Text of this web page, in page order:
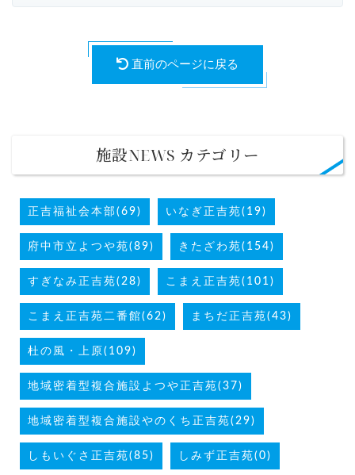
直前のページに戻る
施設NEWS カテゴリー
正吉福祉会本部(69) いなぎ正吉苑(19)
府中市立よつや苑(89) きたざわ苑(154)
すぎなみ正吉苑(28) こまえ正吉苑(101)
こまえ正吉苑二番館(62) まちだ正吉苑(43)
杜の風・上原(109)
地域密着型複合施設よつや正吉苑(37)
地域密着型複合施設やのくち正吉苑(29)
しもいぐさ正吉苑(85) しみず正吉苑(0)